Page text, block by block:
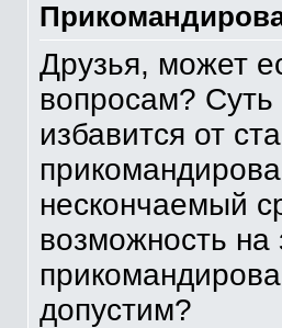
Друзья, может
вопросам?
избавится от
нескончаемый
возможность на
допустим?